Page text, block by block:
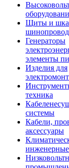
Щиты и
шинопровод
Генераторы
элементы
Изделия для
техника
системы
Кабели,
аксессуары